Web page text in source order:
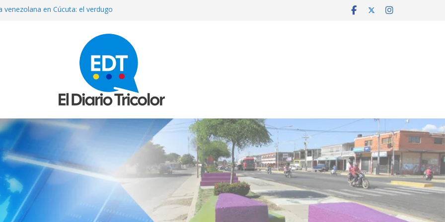
en Cúcuta: el verdugo
con nueve mujeres y nueve
presidente de Corpoelec y
su padre tras una larga